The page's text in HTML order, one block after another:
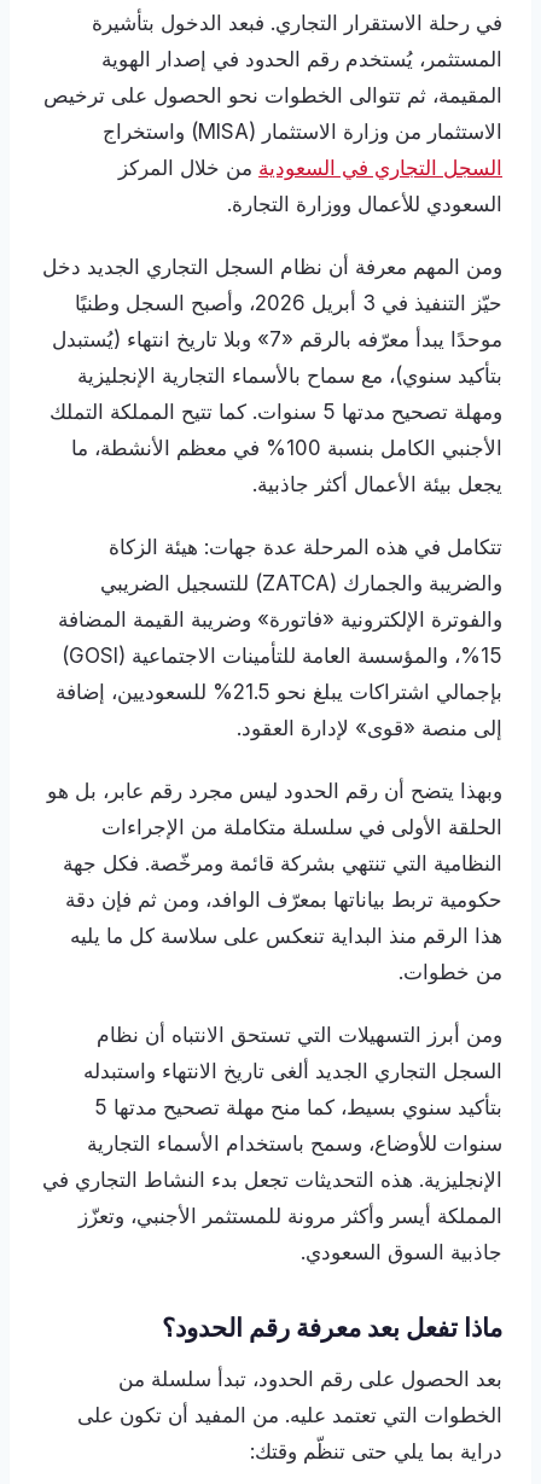
في رحلة الاستقرار التجاري. فبعد الدخول بتأشيرة
المستثمر، يُستخدم رقم الحدود في إصدار الهوية
المقيمة، ثم تتوالى الخطوات نحو الحصول على ترخيص
الاستثمار من وزارة الاستثمار (MISA) واستخراج
السجل التجاري في السعودية من خلال المركز
السعودي للأعمال ووزارة التجارة.
ومن المهم معرفة أن نظام السجل التجاري الجديد دخل
حيّز التنفيذ في 3 أبريل 2026، وأصبح السجل وطنيًا
موحدًا يبدأ معرّفه بالرقم «7» وبلا تاريخ انتهاء (يُستبدل
بتأكيد سنوي)، مع سماح بالأسماء التجارية الإنجليزية
ومهلة تصحيح مدتها 5 سنوات. كما تتيح المملكة التملك
الأجنبي الكامل بنسبة 100% في معظم الأنشطة، ما
يجعل بيئة الأعمال أكثر جاذبية.
تتكامل في هذه المرحلة عدة جهات: هيئة الزكاة
والضريبة والجمارك (ZATCA) للتسجيل الضريبي
والفوترة الإلكترونية «فاتورة» وضريبة القيمة المضافة
15%، والمؤسسة العامة للتأمينات الاجتماعية (GOSI)
بإجمالي اشتراكات يبلغ نحو 21.5% للسعوديين، إضافة
إلى منصة «قوى» لإدارة العقود.
وبهذا يتضح أن رقم الحدود ليس مجرد رقم عابر، بل هو
الحلقة الأولى في سلسلة متكاملة من الإجراءات
النظامية التي تنتهي بشركة قائمة ومرخّصة. فكل جهة
حكومية تربط بياناتها بمعرّف الوافد، ومن ثم فإن دقة
هذا الرقم منذ البداية تنعكس على سلاسة كل ما يليه
من خطوات.
ومن أبرز التسهيلات التي تستحق الانتباه أن نظام
السجل التجاري الجديد ألغى تاريخ الانتهاء واستبدله
بتأكيد سنوي بسيط، كما منح مهلة تصحيح مدتها 5
سنوات للأوضاع، وسمح باستخدام الأسماء التجارية
الإنجليزية. هذه التحديثات تجعل بدء النشاط التجاري في
المملكة أيسر وأكثر مرونة للمستثمر الأجنبي، وتعزّز
جاذبية السوق السعودي.
ماذا تفعل بعد معرفة رقم الحدود؟
بعد الحصول على رقم الحدود، تبدأ سلسلة من
الخطوات التي تعتمد عليه. من المفيد أن تكون على
دراية بما يلي حتى تنظّم وقتك: